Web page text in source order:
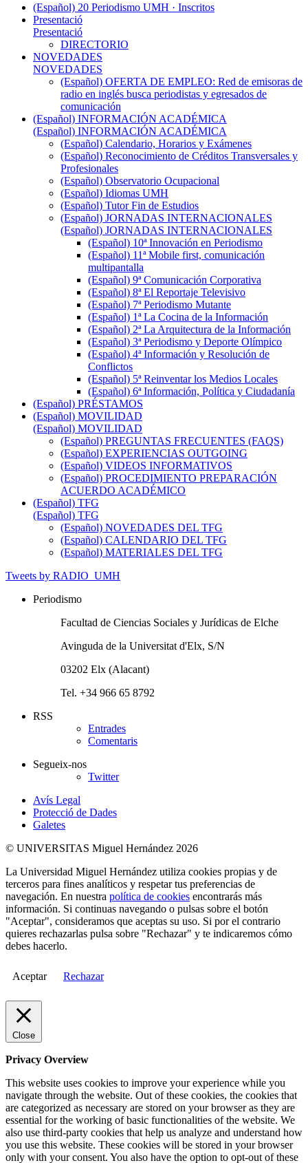
(Español) 20 Periodismo UMH · Inscritos
Presentació
Presentació
DIRECTORIO
NOVEDADES
NOVEDADES
(Español) OFERTA DE EMPLEO: Red de emisoras de
radio en inglés busca periodistas y egresados de
comunicación
(Español) INFORMACIÓN ACADÉMICA
(Español) INFORMACIÓN ACADÉMICA
(Español) Calendario, Horarios y Exámenes
(Español) Reconocimiento de Créditos Transversales y
Profesionales
(Español) Observatorio Ocupacional
(Español) Idiomas UMH
(Español) Tutor Fin de Estudios
(Español) JORNADAS INTERNACIONALES
(Español) JORNADAS INTERNACIONALES
(Español) 10ª Innovación en Periodismo
(Español) 11ª Mobile first, comunicación
multipantalla
(Español) 9ª Comunicación Corporativa
(Español) 8ª El Reportaje Televisivo
(Español) 7ª Periodismo Mutante
(Español) 1ª La Cocina de la Información
(Español) 2ª La Arquitectura de la Información
(Español) 3ª Periodismo y Deporte Olímpico
(Español) 4ª Información y Resolución de
Conflictos
(Español) 5ª Reinventar los Medios Locales
(Español) 6ª Información, Política y Ciudadanía
(Español) PRÉSTAMOS
(Español) MOVILIDAD
(Español) MOVILIDAD
(Español) PREGUNTAS FRECUENTES (FAQS)
(Español) EXPERIENCIAS OUTGOING
(Español) VIDEOS INFORMATIVOS
(Español) PROCEDIMIENTO PREPARACIÓN
ACUERDO ACADÉMICO
(Español) TFG
(Español) TFG
(Español) NOVEDADES DEL TFG
(Español) CALENDARIO DEL TFG
(Español) MATERIALES DEL TFG
Tweets by RADIO_UMH
Periodismo
Facultad de Ciencias Sociales y Jurídicas de Elche
Avinguda de la Universitat d'Elx, S/N
03202 Elx (Alacant)
Tel. +34 966 65 8792
RSS
Entrades
Comentaris
Segueix-nos
Twitter
Avís Legal
Protecció de Dades
Galetes
© UNIVERSITAS Miguel Hernández 2026
La Universidad Miguel Hernández utiliza cookies propias y de
terceros para fines analíticos y respetar tus preferencias de
navegación. En nuestra política de cookies encontrarás más
información. Si continuas navegando o pulsas sobre el botón
"Aceptar", consideramos que aceptas su uso. Si por el contrario
quieres rechazarlas pulsa sobre "Rechazar" y te indicaremos cómo
debes hacerlo.
Aceptar Rechazar
Close
Privacy Overview
This website uses cookies to improve your experience while you
navigate through the website. Out of these cookies, the cookies that
are categorized as necessary are stored on your browser as they are
essential for the working of basic functionalities of the website. We
also use third-party cookies that help us analyze and understand how
you use this website. These cookies will be stored in your browser
only with your consent. You also have the option to opt-out of these